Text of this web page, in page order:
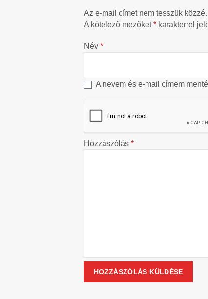
Az e-mail címet nem tesszük közzé.
A kötelező mezőket* karakterrel
Név *
A nevem és e-mail címem
Hozzászólás *